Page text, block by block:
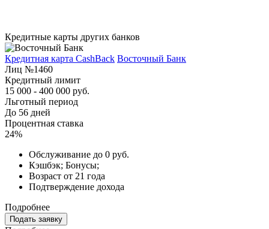
Кредитные карты других банков
Кредитная карта CashBack Восточный Банк
Лиц №1460
Кредитный лимит
15 000 - 400 000 руб.
Льготный период
До 56 дней
Процентная ставка
24%
Обслуживание до 0 руб.
Кэшбэк; Бонусы;
Возраст от 21 года
Подтверждение дохода
Подробнее
Подать заявку